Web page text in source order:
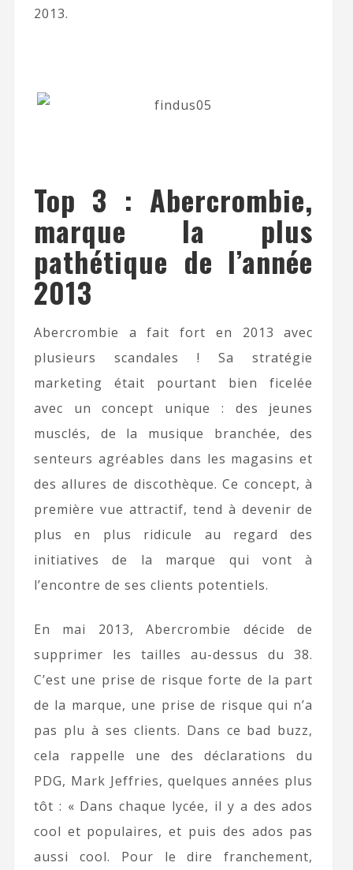
2013.
Top 3 : Abercrombie,
marque la plus
pathétique de l’année
2013
Abercrombie a fait fort en 2013 avec
plusieurs scandales ! Sa stratégie
marketing était pourtant bien ficelée
avec un concept unique : des jeunes
musclés, de la musique branchée, des
senteurs agréables dans les magasins et
des allures de discothèque. Ce concept, à
première vue attractif, tend à devenir de
plus en plus ridicule au regard des
initiatives de la marque qui vont à
l’encontre de ses clients potentiels.
En mai 2013, Abercrombie décide de
supprimer les tailles au-dessus du 38.
C’est une prise de risque forte de la part
de la marque, une prise de risque qui n’a
pas plu à ses clients. Dans ce bad buzz,
cela rappelle une des déclarations du
PDG, Mark Jeffries, quelques années plus
tôt : « Dans chaque lycée, il y a des ados
cool et populaires, et puis des ados pas
aussi cool. Pour le dire franchement,